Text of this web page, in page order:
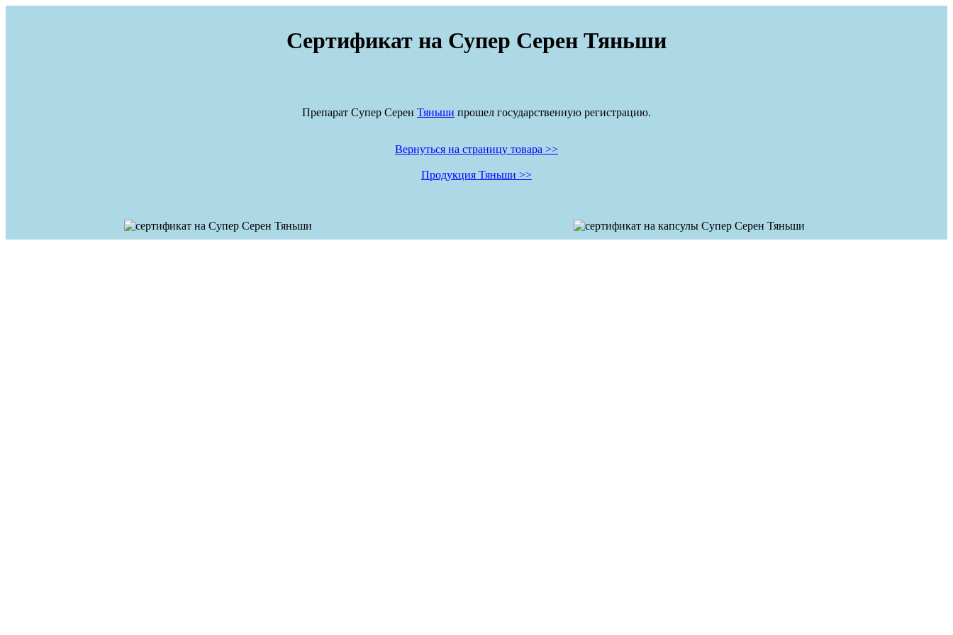
Cертификат на Супер Серен Тяньши
Препарат Супер Серен Тяньши прошел государственную регистрацию.
Вернуться на страницу товара >>
Продукция Тяньши >>